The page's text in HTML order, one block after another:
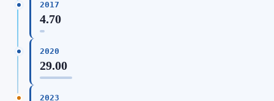
2017
4.70
2020
29.00
2023